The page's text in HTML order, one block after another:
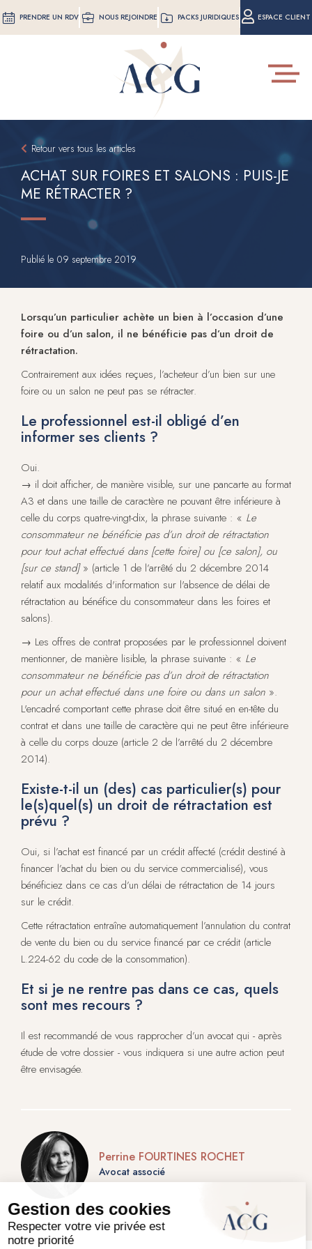
Aller
au
PRENDRE UN RDV NOUS REJOINDRE PACKS JURIDIQUES ESPACE CLIENT
Toggle
Retour vers tous les articles
ACHAT SUR FOIRES ET SALONS : PUIS-JE
ME RÉTRACTER ?
Publié le 09 septembre 2019
Lorsqu’un particulier achète un bien à l’occasion d’une
foire ou d’un salon, il ne bénéficie pas d’un droit de
rétractation.
Contrairement aux idées reçues, l’acheteur d’un bien sur une
foire ou un salon ne peut pas se rétracter.
Le professionnel est-il obligé d’en
informer ses clients ?
Oui.
→ il doit afficher, de manière visible, sur une pancarte au format
A3 et dans une taille de caractère ne pouvant être inférieure à
celle du corps quatre-vingt-dix, la phrase suivante : « Le
consommateur ne bénéficie pas d’un droit de rétractation
pour tout achat effectué dans [cette foire] ou [ce salon], ou
[sur ce stand]» (article 1 de l’arrêté du 2 décembre 2014
relatif aux modalités d'information sur l'absence de délai de
rétractation au bénéfice du consommateur dans les foires et
salons).
→ Les offres de contrat proposées par le professionnel doivent
mentionner, de manière lisible, la phrase suivante : « Le
consommateur ne bénéficie pas d’un droit de rétractation
pour un achat effectué dans une foire ou dans un salon ».
L'encadré comportant cette phrase doit être situé en en-tête du
contrat et dans une taille de caractère qui ne peut être inférieure
à celle du corps douze (article 2 de l’arrêté du 2 décembre
2014).
Existe-t-il un (des) cas particulier(s) pour
le(s)quel(s) un droit de rétractation est
prévu ?
Oui, si l’achat est financé par un crédit affecté (crédit destiné à
financer l’achat du bien ou du service commercialisé), vous
bénéficiez dans ce cas d’un délai de rétractation de 14 jours
sur le crédit.
Cette rétractation entraîne automatiquement l’annulation du contrat
de vente du bien ou du service financé par ce crédit (article
L.224-62 du code de la consommation).
Et si je ne rentre pas dans ce cas, quels
sont mes recours ?
Il est recommandé de vous rapprocher d’un avocat qui - après
étude de votre dossier - vous indiquera si une autre action peut
être envisagée.
Perrine FOURTINES ROCHET
Avocat associé